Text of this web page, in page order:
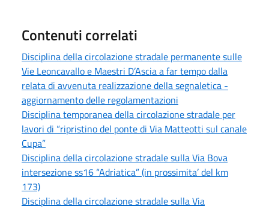
Contenuti correlati
Disciplina della circolazione stradale permanente sulle
Vie Leoncavallo e Maestri D’Ascia a far tempo dalla
relata di avvenuta realizzazione della segnaletica -
aggiornamento delle regolamentazioni
Disciplina temporanea della circolazione stradale per
lavori di “ripristino del ponte di Via Matteotti sul canale
Cupa”
Disciplina della circolazione stradale sulla Via Bova
intersezione ss16 “Adriatica” (in prossimita’ del km
173)
Disciplina della circolazione stradale sulla Via